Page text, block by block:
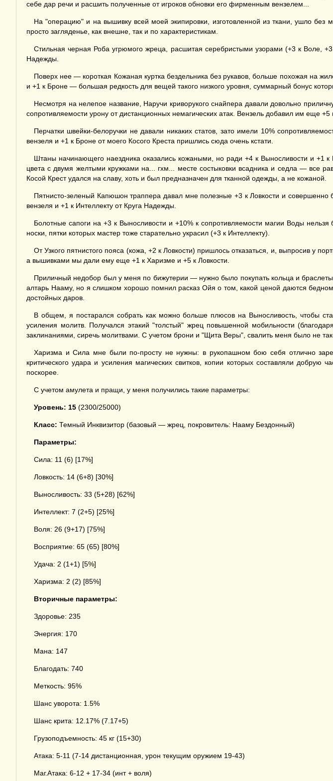
себе дар речи и расшить полученные от игроков обновки его фирменным вензелем...
На "операцию" и на вышивку всей моей экипировки, изготовленной из ткани, ушло
просто загляденье, как внешне, так и по характеристикам.
Стильная черная Роба угрюмого жреца, расшитая серебристыми узорами (+3 к Воле,
Надежды.
Поверх нее — короткая Кожаная куртка бездельника без рукавов, больше похожая на
и +1 к Броне — большая редкость для вещей такого низкого уровня, суммарный бонус
Несмотря на нелепое название, Наручи криворукого снайпера давали довольно
сопротивляемости урону от дистанционных немагических атак. Вензель добавил им еще +5
Перчатки швейки-белоручки не давали никаких статов, зато имели 10%
вензеля и +1 к Броне от моего Косого Креста пришлись сюда очень кстати.
Штаны начинающего наездника оказались кожаными, но ради +4 к Выносливости и +1
цвета с двумя желтыми кружками на... гхм... месте состыковки всадника и седла — все
Косой Крест удался на славу, хоть и был предназначен для тканной одежды, а не кожаной.
Пятнисто-зеленый Капюшон траппера давал мне полезные +3 к Ловкости и
вензеля и +1 к Интеллекту от Круга Надежды.
Болотные сапоги на +3 к Выносливости и +10% к сопротивляемости магии Воды
носки, пятки которых мастер тоже старательно украсил (+3 к Интеллекту).
От Узкого пятнистого пояса (кожа, +2 к Ловкости) пришлось отказаться, и, выпросив у
а вышивками мы дали ему еще +1 к Харизме и +5 к Ловкости.
Приличный недобор был у меня по бижутерии — нужно было покупать кольца и
алтарь Нааму, но я слишком хорошо помнил расказ Ойя о том, какой ценой даются
достойных даров.
В общем, я постарался собрать как можно больше плюсов на Выносливость, чтобы
усиления молитв. Получался этакий "толстый" жрец повышенной мобильности
заклинаниями, сиречь молитвами. С учетом брони и "Щита Веры", свалить меня было не
Харизма и Сила мне были по-просту не нужны: в рукопашном бою себя отлично
критического удара и усиления магических свитков, копии которых составляли
поскорее.
С учетом амулета и пращи, у меня получились такие параметры:
Уровень: 15 (2300/25000)
Класс: Темный Инквизитор (базовый — жрец, покровитель: Нааму Бездонный)
Параметры:
Сила: 11 (6) [17%]
Ловкость: 14 (6+8) [30%]
Выносливость: 33 (5+28) [62%]
Интеллект: 7 (2+5) [25%]
Воля: 26 (9+17) [75%]
Восприятие: 65 (65) [80%]
Удача: 2 (1+1) [5%]
Харизма: 2 (2) [85%]
Вторичные параметры:
Здоровье: 235
Энергия: 170
Мана: 147
Благодать: 740
Меткость: 95%
Шанс уворота: 1.5%
Шанс крита: 12.17% (7.17+5)
Грузоподъемность: 45 кг (15+30)
Атака: 5-11 (7-14 дистанционная, урон текущим оружием 19-43)
Маг.Атака: 6-12 + 17-34 (инт + воля)